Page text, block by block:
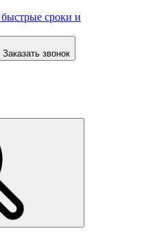
Заказать звонок